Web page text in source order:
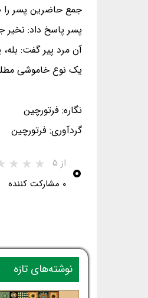
جمع حاضرین پسر را
پسر پاسخ داد: نخیر
آن مرد پیر گفت:
یک نوع خاموشی
نگاره: فرتورچین
گردآوری: فرتورچین
۰ از ۵
۰ مشارکت کننده
نوشته‌های تازه